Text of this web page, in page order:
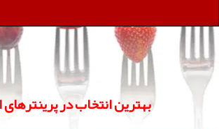
بهترین انتخاب در